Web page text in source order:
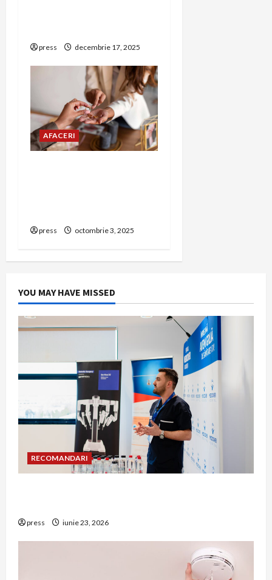
press decembrie 17, 2025
AFACERI
press octombrie 3, 2025
YOU MAY HAVE MISSED
RECOMANDARI
press iunie 23, 2026